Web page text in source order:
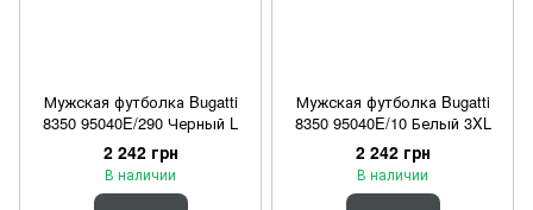
Мужская футболка Bugatti
8350 95040E/290 Черный L
2 242 грн
В наличии
Мужская футболка Bugatti
8350 95040E/10 Белый 3XL
2 242 грн
В наличии